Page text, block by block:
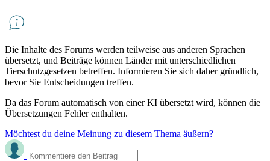
Die Inhalte des Forums werden teilweise aus anderen Sprachen
übersetzt, und Beiträge können Länder mit unterschiedlichen
Tierschutzgesetzen betreffen. Informieren Sie sich daher gründlich,
bevor Sie Entscheidungen treffen.
Da das Forum automatisch von einer KI übersetzt wird, können die
Übersetzungen Fehler enthalten.
Möchtest du deine Meinung zu diesem Thema äußern?